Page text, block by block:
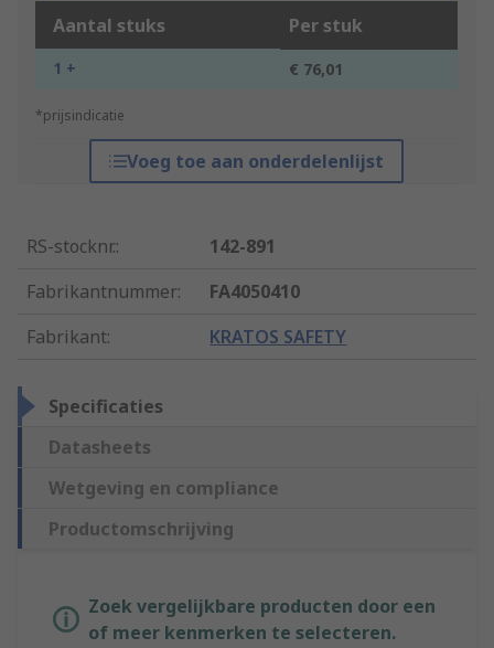
Aantal stuks Per stuk
1 + € 76,01
*prijsindicatie
Voeg toe aan onderdelenlijst
RS-stocknr.:
142-891
Fabrikantnummer:
FA4050410
Fabrikant: KRATOS SAFETY
Specificaties
Datasheets
Wetgeving en compliance
Productomschrijving
Zoek vergelijkbare producten door een
of meer kenmerken te selecteren.